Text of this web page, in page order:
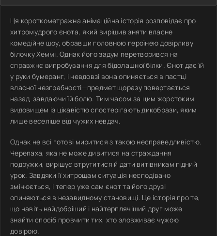
Ця короткометражна анімаційна історія розповідає про
хитромудрого єнота, який вирішив зняти власне
комедійне шоу, обравши головною героїнею довірливу
білочку Хеммі. Однак його задум перетворився на
справжнє випробування для бідолашної білки. Єнот дає їй
у руки бумеранг, і невдовзі вона опиняється в пастці
власної незграбності—предмет щоразу повертається
назад, завдаючи їй болю. Тим часом за цим жорстоким
видовищем із цікавістю спостерігають дикобрази, яким
лише веселіше від чужих невдач.
Однак не всі готові миритися з такою несправедливістю.
Черепаха, яка не може дивитися на страждання
подружки, вирішує втрутитися й дати витівникам гідний
урок. Завдяки її хитрощам ситуація несподівано
змінюється, і тепер уже сам єнот та його друзі
опиняються в незавидному становищі. Це історія про те,
що навіть найдобріший і найтерплячіший друг може
знайти спосіб провчити тих, хто зловживає чужою
довірою.